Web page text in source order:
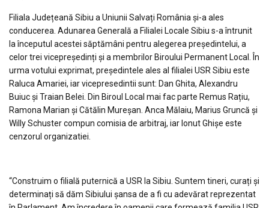
Filiala Județeană Sibiu a Uniunii Salvați România și-a ales
conducerea. Adunarea Generală a Filialei Locale Sibiu s-a întrunit
la începutul acestei săptămâni pentru alegerea președintelui, a
celor trei vicepreședinți și a membrilor Biroului Permanent Local. În
urma votului exprimat, președintele ales al filialei USR Sibiu este
Raluca Amariei, iar vicepresedintii sunt: Dan Ghita, Alexandru
Buiuc și Traian Belei. Din Biroul Local mai fac parte Remus Rațiu,
Ramona Marian și Cătălin Mureșan. Anca Mălaiu, Marius Gruncă și
Willy Schuster compun comisia de arbitraj, iar Ionut Ghișe este
cenzorul organizatiei.
“Construim o filială puternică a USR la Sibiu. Suntem tineri, curați și
determinați să dăm Sibiului șansa de a fi cu adevărat reprezentat